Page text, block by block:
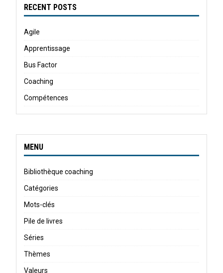
RECENT POSTS
Agile
Apprentissage
Bus Factor
Coaching
Compétences
MENU
Bibliothèque coaching
Catégories
Mots-clés
Pile de livres
Séries
Thèmes
Valeurs